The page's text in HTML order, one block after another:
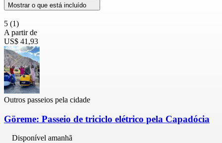
Mostrar o que está incluído
5 (1)
A partir de
US$ 41,93
Outros passeios pela cidade
Göreme: Passeio de triciclo elétrico pela Capadócia
Disponível amanhã